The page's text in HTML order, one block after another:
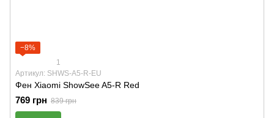
−8%
1
Артикул: SHWS-A5-R-EU
Фен Xiaomi ShowSee A5-R Red
769 грн 839 грн